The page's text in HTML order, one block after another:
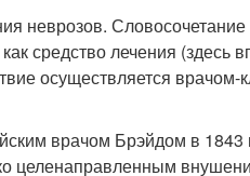
неврозов. Словосочетание
средство лечения (здесь
осуществляется врачом-
врачом Брэйдом в 1843
целенаправленным